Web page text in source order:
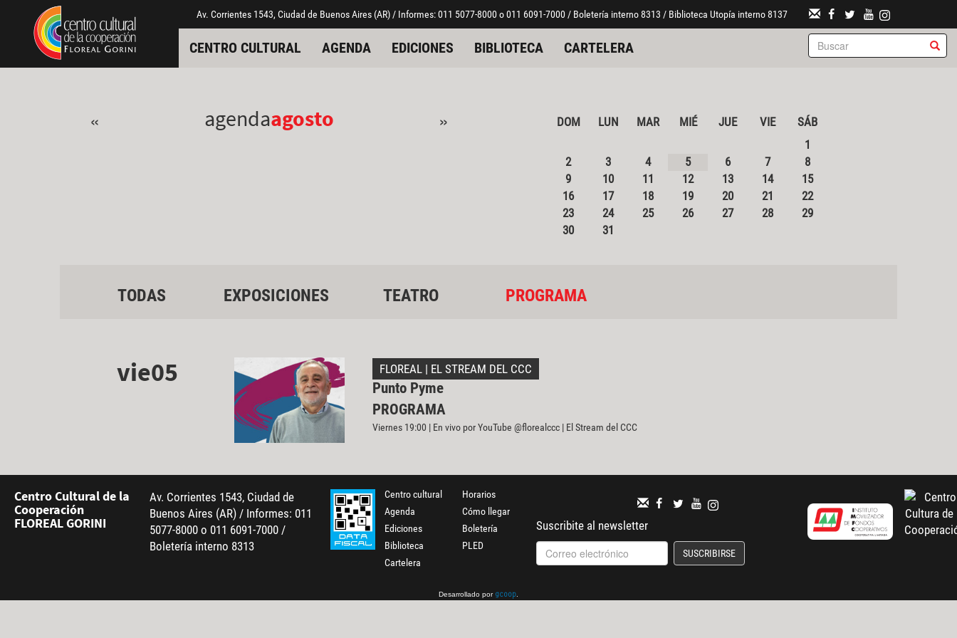
Pasar al contenido principal
Jump to main content Av. Corrientes 1543, Ciudad de Buenos Aires (AR) / Informes: 011 5077-8000 o 011 6091-7000 / Boletería interno 8313 / Biblioteca Utopía interno 8137
CENTRO CULTURAL AGENDA EDICIONES BIBLIOTECA CARTELERA
« agendaagosto » DOM LUN MAR MIÉ JUE VIE
SÁB
1
2
3 4 5 6 7
8
9
10 11 12 13 14
15
16
17 18 19 20 21
22
23
24 25 26 27 28
29
30
31
TODAS EXPOSICIONES TEATRO PROGRAMA
vie05 FLOREAL | EL STREAM DEL CCC
Punto Pyme
PROGRAMA
Viernes 19:00 | En vivo por YouTube @florealccc | El Stream del CCC
Centro Cultural de la
Cooperación
FLOREAL GORINI
Av. Corrientes 1543, Ciudad de
Buenos Aires (AR) / Informes: 011
5077-8000 o 011 6091-7000 /
Boletería interno 8313
Centro cultural
Agenda
Ediciones
Biblioteca
Cartelera
Horarios
Cómo llegar
Boletería
PLED
Suscribite al newsletter
SUSCRIBIRSE
Desarrollado por gcoop